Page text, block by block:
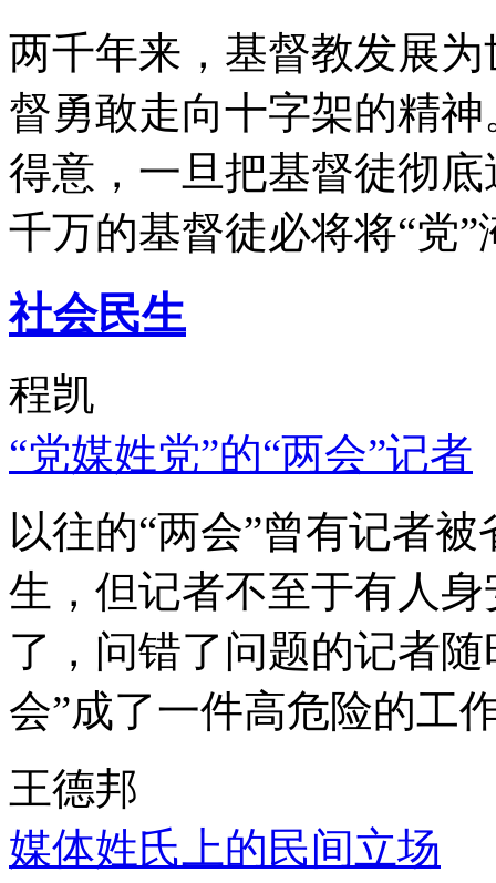
两千年来，基督教发展
督勇敢走向十字架的精
得意，一旦把基督徒彻
千万的基督徒必将将“党”
社会民生
程凯
“党媒姓党”的“两会”记者
以往的“两会”曾有记者
生，但记者不至于有人
了，问错了问题的记者
会”成了一件高危险的工
王德邦
媒体姓氏上的民间立场